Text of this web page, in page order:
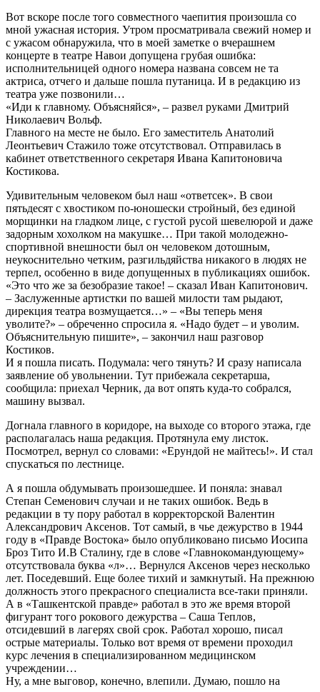
Вот вскоре после того совместного чаепития произошла со
мной ужасная история. Утром просматривала свежий номер и
с ужасом обнаружила, что в моей заметке о вчерашнем
концерте в театре Навои допущена грубая ошибка:
исполнительницей одного номера названа совсем не та
актриса, отчего и дальше пошла путаница. И в редакцию из
театра уже позвонили…
«Иди к главному. Объясняйся», – развел руками Дмитрий
Николаевич Вольф.
Главного на месте не было. Его заместитель Анатолий
Леонтьевич Стажило тоже отсутствовал. Отправилась в
кабинет ответственного секретаря Ивана Капитоновича
Костикова.
Удивительным человеком был наш «ответсек». В свои
пятьдесят с хвостиком по-юношески стройный, без единой
морщинки на гладком лице, с густой русой шевелюрой и даже
задорным хохолком на макушке… При такой молодежно-
спортивной внешности был он человеком дотошным,
неукоснительно четким, разгильдяйства никакого в людях не
терпел, особенно в виде допущенных в публикациях ошибок.
«Это что же за безобразие такое! – сказал Иван Капитонович.
– Заслуженные артистки по вашей милости там рыдают,
дирекция театра возмущается…» – «Вы теперь меня
уволите?» – обреченно спросила я. «Надо будет – и уволим.
Объяснительную пишите», – закончил наш разговор
Костиков.
И я пошла писать. Подумала: чего тянуть? И сразу написала
заявление об увольнении. Тут прибежала секретарша,
сообщила: приехал Черник, да вот опять куда-то собрался,
машину вызвал.
Догнала главного в коридоре, на выходе со второго этажа, где
располагалась наша редакция. Протянула ему листок.
Посмотрел, вернул со словами: «Ерундой не майтесь!». И стал
спускаться по лестнице.
А я пошла обдумывать произошедшее. И поняла: знавал
Степан Семенович случаи и не таких ошибок. Ведь в
редакции в ту пору работал в корректорской Валентин
Александрович Аксенов. Тот самый, в чье дежурство в 1944
году в «Правде Востока» было опубликовано письмо Иосипа
Броз Тито И.В Сталину, где в слове «Главнокомандующему»
отсутствовала буква «л»… Вернулся Аксенов через несколько
лет. Поседевший. Еще более тихий и замкнутый. На прежнюю
должность этого прекрасного специалиста все-таки приняли.
А в «Ташкентской правде» работал в это же время второй
фигурант того рокового дежурства – Саша Теплов,
отсидевший в лагерях свой срок. Работал хорошо, писал
острые материалы. Только вот время от времени проходил
курс лечения в специализированном медицинском
учреждении…
Ну, а мне выговор, конечно, влепили. Думаю, пошло на